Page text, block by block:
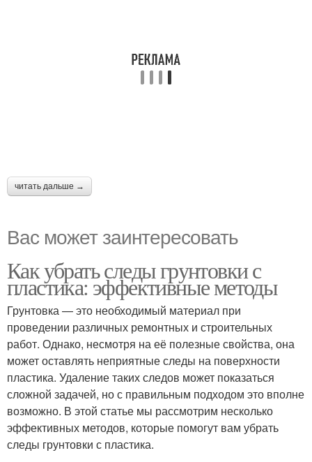
читать дальше →
Вас может заинтересовать
Как убрать следы грунтовки с
пластика: эффективные методы
Грунтовка — это необходимый материал при
проведении различных ремонтных и строительных
работ. Однако, несмотря на её полезные свойства, она
может оставлять неприятные следы на поверхности
пластика. Удаление таких следов может показаться
сложной задачей, но с правильным подходом это вполне
возможно. В этой статье мы рассмотрим несколько
эффективных методов, которые помогут вам убрать
следы грунтовки с пластика.